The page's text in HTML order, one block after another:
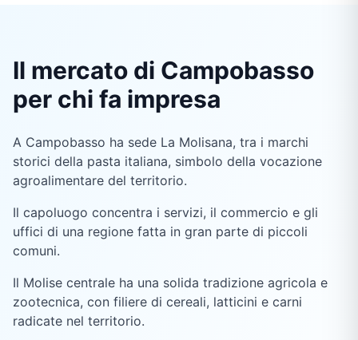
Il mercato di Campobasso
per chi fa impresa
A Campobasso ha sede La Molisana, tra i marchi
storici della pasta italiana, simbolo della vocazione
agroalimentare del territorio.
Il capoluogo concentra i servizi, il commercio e gli
uffici di una regione fatta in gran parte di piccoli
comuni.
Il Molise centrale ha una solida tradizione agricola e
zootecnica, con filiere di cereali, latticini e carni
radicate nel territorio.